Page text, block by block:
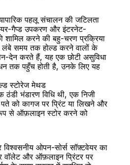
पहलू संचालन की जटिलता
गैप्ड उपकरण और इंटरनेट-
शामिल करने की बहु-चरण प्रक्रिया
लंबे समय तक होल्ड करने वालों के
देन करते हैं, यह एक छोटी असुविधा
तक पहुँच होती है, उनके लिए यह
स्टोरेज मेथड
ठंडी भंडारण विधि थी, एक निजी
को कागज पर प्रिंट या लिखने और
से ऑफ़लाइन स्टोर करने को
ओपन-सोर्स सॉफ़्टवेयर का
वॉलेट और ऑफ़लाइन प्रिंटर पर